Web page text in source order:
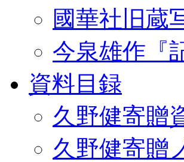
國華社旧蔵
今泉雄作『
資料目録
久野健寄贈
久野健寄贈